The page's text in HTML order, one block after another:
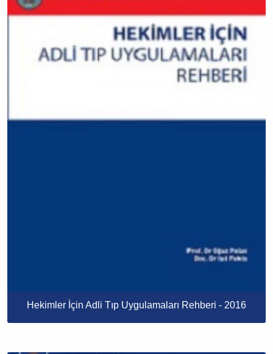
Hekimler İçin Adli Tıp Uygulamaları Rehberi - 2016